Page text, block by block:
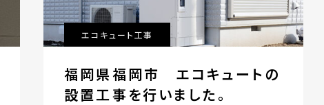
エコキュート工事
福岡県福岡市 エコキュートの
設置工事を行いました。